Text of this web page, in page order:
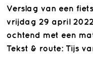
Verslag van een
vrijdag 29 april
ochtend met een
Tekst & route: Tijs